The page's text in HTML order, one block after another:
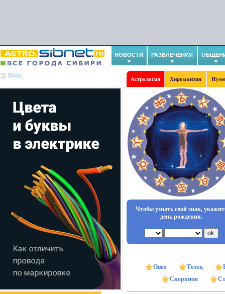
НОВОСТИ РАЗВЛЕЧЕНИЯ
Вход
Астрология Хиромантия
Чтобы узнать свой знак,
день рождения.
Овен Телец
Скорпион